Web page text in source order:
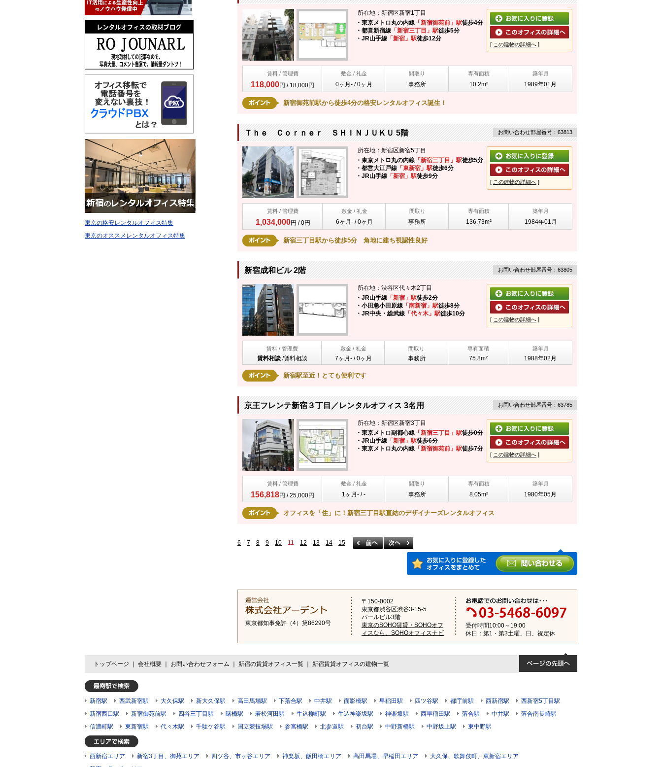
所在地：新宿区新宿1丁目
・東京メトロ丸の内線 「新宿御苑前」駅徒歩4分
・都営新宿線 「新宿三丁目」駅徒歩5分
・JR山手線 「新宿」駅徒歩12分
[ この建物の詳細へ ]
賃料 / 管理費 敷金 / 礼金 間取り 専有面積 築年月
118,000円 / 18,000円 0ヶ月- / 0ヶ月 事務所 10.2m² 1989年01月
新宿御苑前駅から徒歩4分の格安レンタルオフィス誕生！
Ｔｈｅ Ｃｏｒｎｅｒ ＳＨＩＮＪＵＫＵ 5階 お問い合わせ部屋番号：63813
所在地：新宿区新宿5丁目
・東京メトロ丸の内線 「新宿三丁目」駅徒歩5分
・都営大江戸線 「東新宿」駅徒歩6分
・JR山手線 「新宿」駅徒歩9分
[ この建物の詳細へ ]
賃料 / 管理費 敷金 / 礼金 間取り 専有面積 築年月
1,034,000円 / 0円 6ヶ月- / 0ヶ月 事務所 136.73m² 1984年01月
新宿三丁目駅から徒歩5分 角地に建ち視認性良好
新宿成和ビル 2階 お問い合わせ部屋番号：63805
所在地：渋谷区代々木2丁目
・JR山手線 「新宿」駅徒歩2分
・小田急小田原線 「南新宿」駅徒歩8分
・JR中央・総武線 「代々木」駅徒歩10分
[ この建物の詳細へ ]
賃料 / 管理費 敷金 / 礼金 間取り 専有面積 築年月
賃料相談 /賃料相談 7ヶ月- / 0ヶ月 事務所 75.8m² 1988年02月
新宿駅至近！とても便利です
京王フレンテ新宿３丁目／レンタルオフィス 3名用 お問い合わせ部屋番号：63785
所在地：新宿区新宿3丁目
・東京メトロ副都心線 「新宿三丁目」駅徒歩0分
・JR山手線 「新宿」駅徒歩6分
・東京メトロ丸の内線 「新宿御苑前」駅徒歩7分
[ この建物の詳細へ ]
賃料 / 管理費 敷金 / 礼金 間取り 専有面積 築年月
156,818円 / 25,000円 1ヶ月- / - 事務所 8.05m² 1980年05月
オフィスを「住」に！新宿三丁目駅直結のデザイナーズレンタルオフィス
6 7 8 9 10 11 12 13 14 15
東京都知事免許（4）第86290号
〒150-0002
東京都渋谷区渋谷3-15-5
パールビル3階
東京のSOHO賃貸・SOHOオフ
ィスなら、SOHOオフィスナビ
受付時間10:00～19:00
休日：第1・第3土曜、日、祝定休
東京の格安レンタルオフィス特集
東京のオススメレンタルオフィス特集
トップページ 会社概要 お問い合わせフォーム 新宿の賃貸オフィス一覧 新宿賃貸オフィスの建物一覧
新宿駅 西武新宿駅 大久保駅 新大久保駅 高田馬場駅 下落合駅 中井駅 面影橋駅 早稲田駅 四ツ谷駅 都庁前駅 西新宿駅
西新宿5丁目駅
新宿西口駅
新宿御苑前駅 四谷三丁目駅 曙橋駅 若松河田駅 牛込柳町駅 牛込神楽坂駅 神楽坂駅 西早稲田駅 落合駅 中井駅
落合南長崎駅
信濃町駅
東新宿駅 代々木駅 千駄ケ谷駅 国立競技場駅 参宮橋駅 北参道駅 初台駅 中野新橋駅 中野坂上駅 東中野駅
西新宿エリア 新宿3丁目、御苑エリア 四ツ谷、市ヶ谷エリア 神楽坂、飯田橋エリア 高田馬場、早稲田エリア
大久保、歌舞伎町、東新宿エリア